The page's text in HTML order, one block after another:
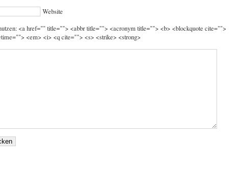
Website
<a href="" title=""> <abbr title=""> <acronym title=""> <b> <blockquote cite="">
<em> <i> <q cite=""> <s> <strike> <strong>